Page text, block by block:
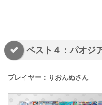
ベスト４：パオジ
プレイヤー：りおんぬさん